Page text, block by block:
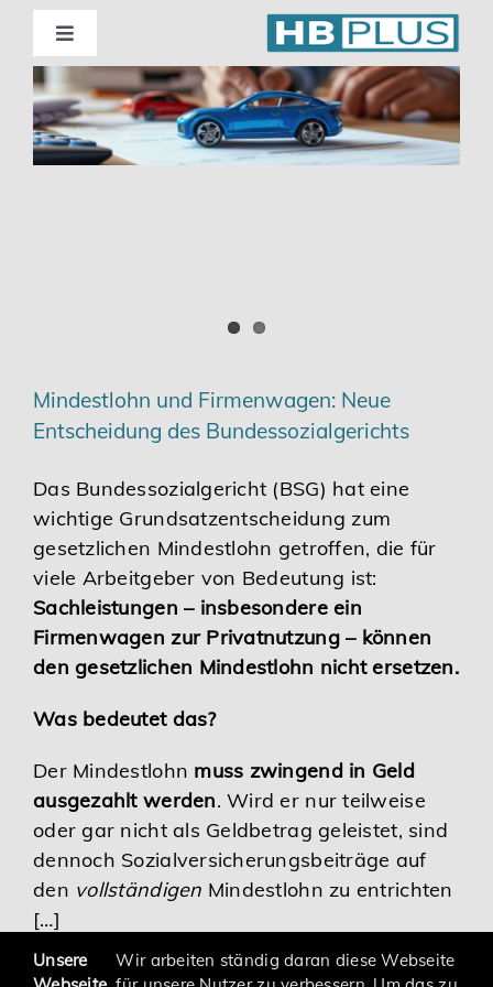
Skip
content
Toggle
Navigation
Standorte
Beratung
Karriere
Services
Mindestlohn und Firmenwagen: Neue
Entscheidung des Bundessozialgerichts
Das Bundessozialgericht (BSG) hat eine
wichtige Grundsatzentscheidung zum
gesetzlichen Mindestlohn getroffen, die für
viele Arbeitgeber von Bedeutung ist:
Sachleistungen – insbesondere ein
Firmenwagen zur Privatnutzung – können
den gesetzlichen Mindestlohn nicht ersetzen.
Was bedeutet das?
Der Mindestlohn muss zwingend in Geld
ausgezahlt werden. Wird er nur teilweise
oder gar nicht als Geldbetrag geleistet, sind
dennoch Sozialversicherungsbeiträge auf
den vollständigen Mindestlohn zu entrichten
[…]
Unsere
Wir arbeiten ständig daran diese Webseite